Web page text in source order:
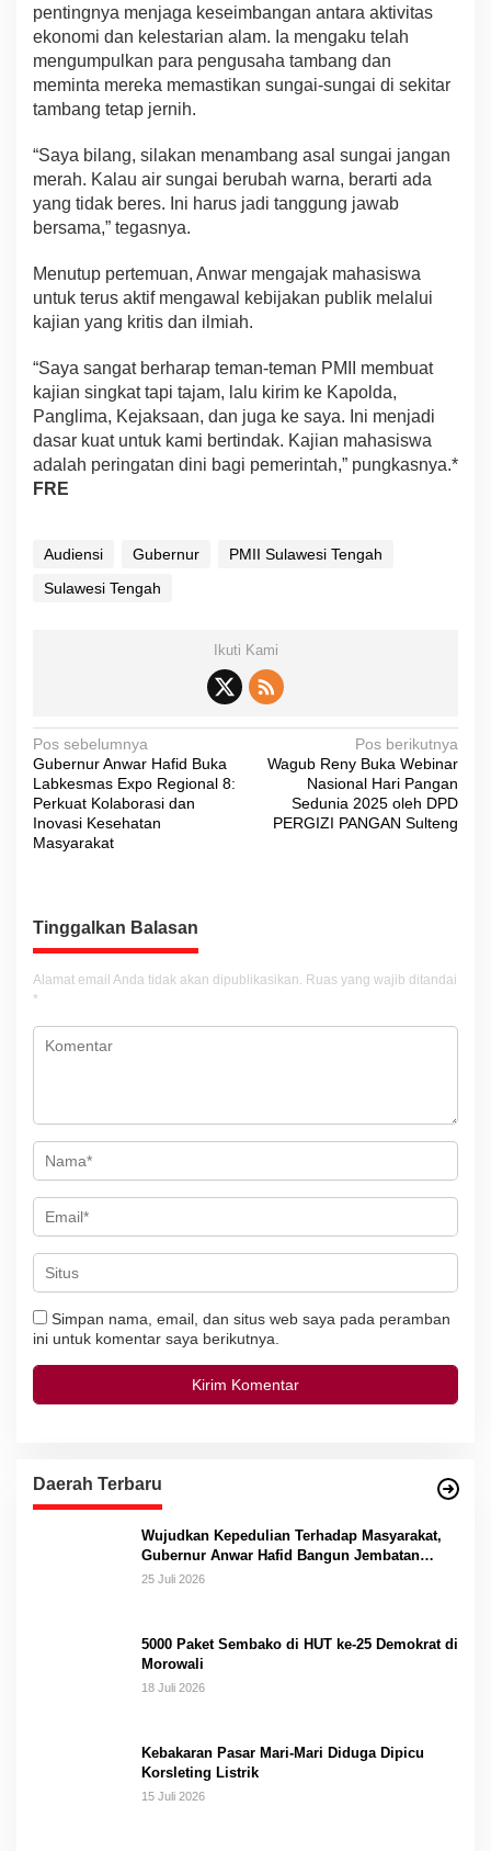
pentingnya menjaga keseimbangan antara aktivitas
ekonomi dan kelestarian alam. Ia mengaku telah
mengumpulkan para pengusaha tambang dan
meminta mereka memastikan sungai-sungai di sekitar
tambang tetap jernih.
“Saya bilang, silakan menambang asal sungai jangan
merah. Kalau air sungai berubah warna, berarti ada
yang tidak beres. Ini harus jadi tanggung jawab
bersama,” tegasnya.
Menutup pertemuan, Anwar mengajak mahasiswa
untuk terus aktif mengawal kebijakan publik melalui
kajian yang kritis dan ilmiah.
“Saya sangat berharap teman-teman PMII membuat
kajian singkat tapi tajam, lalu kirim ke Kapolda,
Panglima, Kejaksaan, dan juga ke saya. Ini menjadi
dasar kuat untuk kami bertindak. Kajian mahasiswa
adalah peringatan dini bagi pemerintah,” pungkasnya.*
FRE
Audiensi Gubernur
PMII Sulawesi Tengah
Sulawesi Tengah
Ikuti Kami
N
a
v
i
s
i
p
o
s
Pos sebelumnya
Gubernur Anwar Hafid Buka
Labkesmas Expo Regional 8:
Perkuat Kolaborasi dan
Inovasi Kesehatan
Masyarakat
Pos berikutnya
Wagub Reny Buka Webinar
Nasional Hari Pangan
Sedunia 2025 oleh DPD
PERGIZI PANGAN Sulteng
Tinggalkan Balasan
Alamat email Anda tidak akan dipublikasikan. Ruas yang wajib ditandai
*
Simpan nama, email, dan situs web saya pada peramban
ini untuk komentar saya berikutnya.
Daerah Terbaru
Wujudkan Kepedulian Terhadap Masyarakat,
Gubernur Anwar Hafid Bangun Jembatan
Gantung Masungkang dengan Dana Pribadi
25 Juli 2026
5000 Paket Sembako di HUT ke-25 Demokrat di
Morowali
18 Juli 2026
Kebakaran Pasar Mari-Mari Diduga Dipicu
Korsleting Listrik
15 Juli 2026